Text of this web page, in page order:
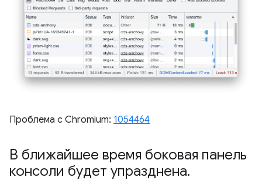
Проблема с Chromium: 1054464
В ближайшее время боковая панель
консоли будет упразднена.